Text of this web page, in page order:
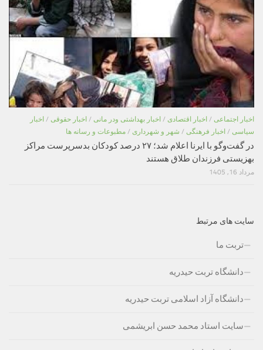
اخبار اجتماعی / اخبار اقتصادی / اخبار بهداشتی ودر مانی / اخبار حقوقی / اخبار
سیاسی / اخبار فرهنگی / شهر و شهرداری / مطبوعات و رسانه ها
در گفت‌وگو با ایرنا اعلام شد؛ ۲۷ درصد کودکان بدسرپرست مراکز
بهزیستی فرزندان طلاق هستند
مرداد 16, 1405
سایت های مرتبط
تربت ما
دانشگاه تربت حیدریه
دانشگاه آزاد اسلامی تربت حیدریه
سایت استاد محمد حسن ابریشمی